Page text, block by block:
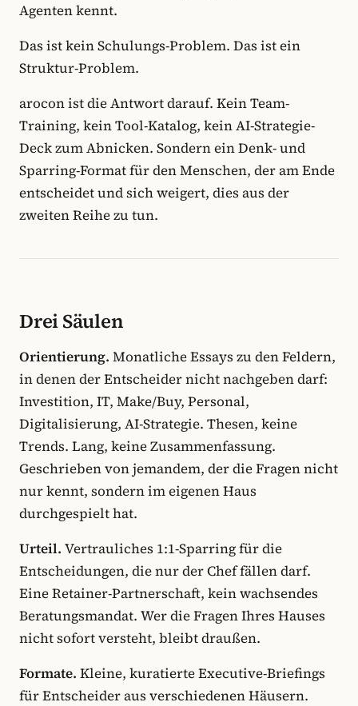
Agenten kennt.
Das ist kein Schulungs-Problem. Das ist ein
Struktur-Problem.
arocon ist die Antwort darauf. Kein Team-
Training, kein Tool-Katalog, kein AI-Strategie-
Deck zum Abnicken. Sondern ein Denk- und
Sparring-Format für den Menschen, der am Ende
entscheidet und sich weigert, dies aus der
zweiten Reihe zu tun.
Drei Säulen
Orientierung. Monatliche Essays zu den Feldern,
in denen der Entscheider nicht nachgeben darf:
Investition, IT, Make/Buy, Personal,
Digitalisierung, AI-Strategie. Thesen, keine
Trends. Lang, keine Zusammenfassung.
Geschrieben von jemandem, der die Fragen nicht
nur kennt, sondern im eigenen Haus
durchgespielt hat.
Urteil. Vertrauliches 1:1-Sparring für die
Entscheidungen, die nur der Chef fällen darf.
Eine Retainer-Partnerschaft, kein wachsendes
Beratungsmandat. Wer die Fragen Ihres Hauses
nicht sofort versteht, bleibt draußen.
Formate. Kleine, kuratierte Executive-Briefings
für Entscheider aus verschiedenen Häusern.